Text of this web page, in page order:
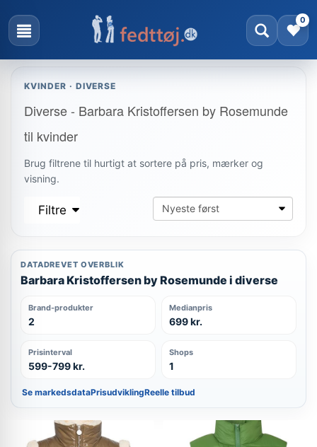
0
KVINDER · DIVERSE
Diverse - Barbara Kristoffersen by Rosemunde
til kvinder
Brug filtrene til hurtigt at sortere på pris, mærker og
visning.
Filtre
DATADREVET OVERBLIK
Barbara Kristoffersen by Rosemunde i diverse
Brand-produkter
2
Medianpris
699 kr.
Prisinterval
599-799 kr.
Shops
1
Se markedsdataPrisudviklingReelle tilbud